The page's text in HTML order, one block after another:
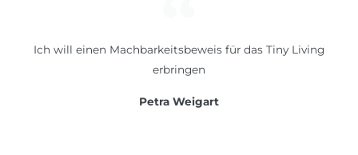
Ich will einen Machbarkeitsbeweis für das Tiny Living
erbringen
Petra Weigart